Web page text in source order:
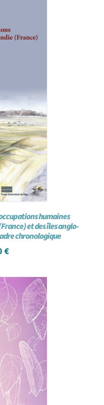
humaines
et des îles anglo-
chronologique
€